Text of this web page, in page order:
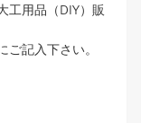
工用品（DIY）販
記入下さい。